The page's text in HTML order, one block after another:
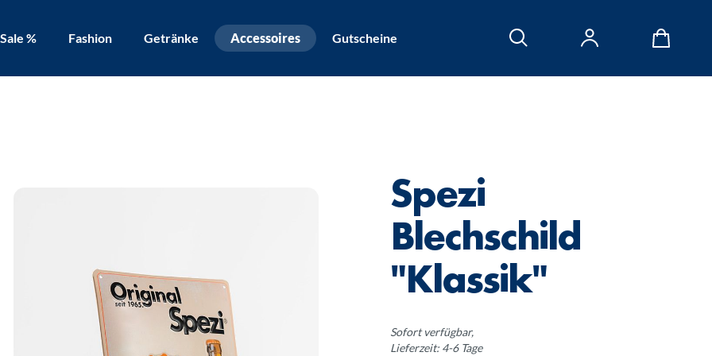
Sale % Fashion Getränke Accessoires Gutscheine
Spezi
Blechschild
"Klassik"
Sofort verfügbar,
Lieferzeit: 4-6 Tage